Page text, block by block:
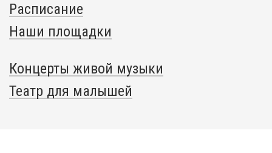
Расписание
Наши площадки
Концерты живой музыки
Театр для малышей